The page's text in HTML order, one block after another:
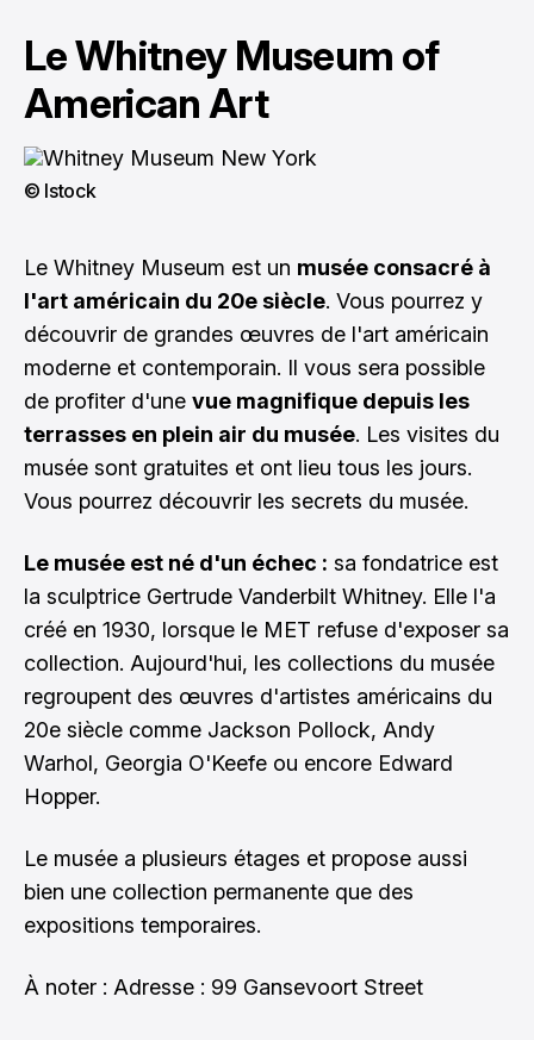
Le Whitney Museum of
American Art
© Istock
Le Whitney Museum est un musée consacré à
l'art américain du 20e siècle. Vous pourrez y
découvrir de grandes œuvres de l'art américain
moderne et contemporain. Il vous sera possible
de profiter d'une vue magnifique depuis les
terrasses en plein air du musée. Les visites du
musée sont gratuites et ont lieu tous les jours.
Vous pourrez découvrir les secrets du musée.
Le musée est né d'un échec : sa fondatrice est
la sculptrice Gertrude Vanderbilt Whitney. Elle l'a
créé en 1930, lorsque le MET refuse d'exposer sa
collection. Aujourd'hui, les collections du musée
regroupent des œuvres d'artistes américains du
20e siècle comme Jackson Pollock, Andy
Warhol, Georgia O'Keefe ou encore Edward
Hopper.
Le musée a plusieurs étages et propose aussi
bien une collection permanente que des
expositions temporaires.
À noter : Adresse : 99 Gansevoort Street